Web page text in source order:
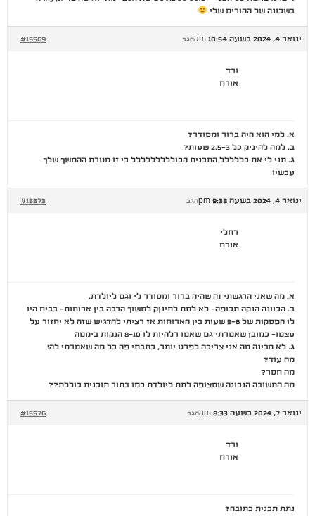
בשכונה של ההורים שלי
ינואר 4, 2024 בשעה 10:54 am #15569 הגב
ורד
אורח
א. למי הוא היה ברור ומסודר?
ב. למה להיניק כל 2.5-3 שעות?
ג. תני לי את כללללל התכנית הכוללללללללל כי זו מטרת ההמשך שלך
עכשיו
ינואר 4, 2024 בשעה 9:38 pm #15573 הגב
רחלי
אורח
א. מה שאני הרגשתי זה שהיה ברור ומסודר לי וגם ליולדת.
ב. הכוונה הנקה תכופה- לא לתת לתינןק למשוך הרבה בין ארוחות- בביח היו
לו הפסקות של 5-6 שעות בין הארוחות אז רציתי להדגיש שזה לא יחזור על
עצמו- כמובן שאמרתי גם שאמו רלהיות לו 8-10 הנקות ביממה
ג. לא מבינה מה אני צריכה לפרט יותר, כתבתי פה כל מה שאמרתי לה!
מה עוד?
מה חסר?
מה התשובה הנכונה שמצופה לתת ליולדת כמו בתור תוכנית כוללת??
ינואר 7, 2024 בשעה 8:33 am #15576 הגב
ורד
אורח
נתת תכנית כתובה?